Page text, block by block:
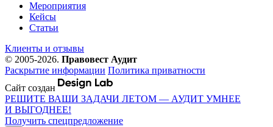
Мероприятия
Кейсы
Статьи
Клиенты и отзывы
© 2005-2026. Правовест Аудит
Раскрытие информации Политика приватности
Сайт создан
РЕШИТЕ ВАШИ ЗАДАЧИ ЛЕТОМ — АУДИТ УМНЕЕ
И ВЫГОДНЕЕ!
Получить спецпредложение